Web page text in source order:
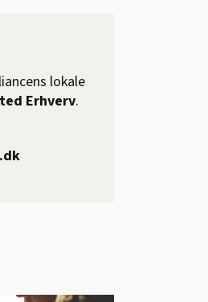
lokale
Erhverv.